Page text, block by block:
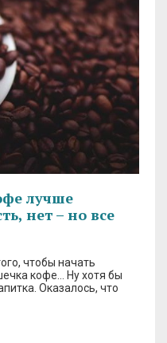
лучше
нет – но все
чтобы начать
кофе… Ну хотя бы
Оказалось, что